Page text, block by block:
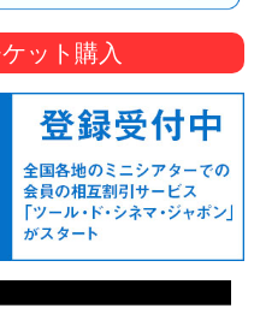
ット購入